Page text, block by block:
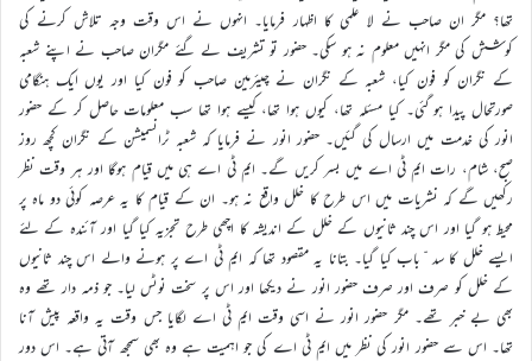
تھا؟ مگر ان صاحب نے لا علمی کا اظہار فرمایا۔ انہوں نے اس وقت وجہ تلاش کرنے کی
کوشش کی مگر انہیں معلوم نہ ہو سکی۔ حضور تو تشریف لے گئے مگران صاحب نے اپنے شعبہ
کے نگران کو فون کیا، شعبہ کے نگران نے چیئرمین صاحب کو فون کیا اور یوں ایک ہنگامی
صورتحال پیدا ہو گئی۔ کیا مسئلہ تھا، کیوں ہوا تھا، کیسے ہوا تھا سب معلومات حاصل کر کے حضور
انور کی خدمت میں ارسال کی گئیں۔ حضور انور نے فرمایا کہ شعبہ ٹرانسمیشن کے نگران کچھ روز
صبح، شام، رات ایم ٹی اے میں بسر کریں گے۔ ایم ٹی اے ہی میں قیام ہوگا اور ہر وقت نظر
رکھیں گے کہ نشریات میں اس طرح کا خلل واقع نہ ہو۔ ان کے قیام کا یہ عرصہ کوئی دو ماہ پر
محیط ہو گیا اور اس چند ثانیوں کے خلل کے اندیشہ کا اچھی طرح تجزیہ کیا گیا اور آئندہ کے لئے
ایسے خلل کا سد ّباب کیا گیا۔ بتانا یہ مقصود تھا کہ ایم ٹی اے پر ہونے والے اس چند ثانیوں
کے خلل کو صرف اور صرف حضور انور نے دیکھا اور اس پر سخت نوٹس لیا۔ جو ذمہ دار تھے وہ
بھی بے خبر تھے۔ مگر حضور انور نے اسی وقت ایم ٹی اے لگایا جس وقت یہ واقعہ پیش آنا
تھا۔ اس سے حضور انور کی نظر میں ایم ٹی اے کی جو اہمیت ہے وہ بھی سمجھ آتی ہے۔ اس دور